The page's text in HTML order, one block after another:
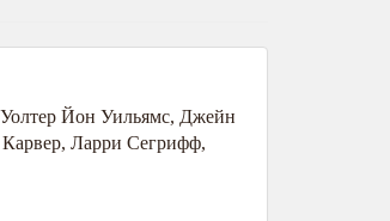
Уолтер Йон Уильямс, Джейн
, Ларри Сегрифф,